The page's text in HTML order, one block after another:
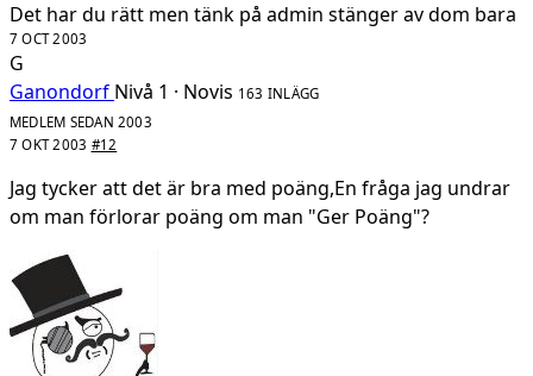
Det har du rätt men tänk på admin stänger av dom bara
7 OCT 2003
G
Ganondorf Nivå 1 · Novis 163 INLÄGG
MEDLEM SEDAN 2003
7 OKT 2003 #12
Jag tycker att det är bra med poäng,En fråga jag undrar
om man förlorar poäng om man "Ger Poäng"?